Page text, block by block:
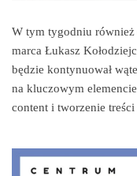
W tym tygodniu również
marca Łukasz
będzie kontynuował
na kluczowym
content i tworzenie